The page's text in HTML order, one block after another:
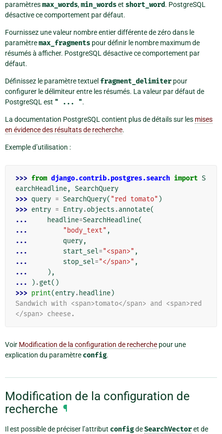
paramètresmax_words,min_wordset short_word. PostgreSQL
désactive ce comportement par défaut.
Fournissez une valeur nombre entier différente de zéro dans le
paramètremax_fragments pour définir le nombre maximum de
résumés à afficher. PostgreSQL désactive ce comportement par
défaut.
Définissez le paramètre textuel fragment_delimiter pour
configurer le délimiteur entre les résumés. La valeur par défaut de
PostgreSQL est " ... ".
La documentation PostgreSQL contient plus de détails sur les mises
en évidence des résultats de recherche.
Exemple d’utilisation :
>>> from django.contrib.postgres.search import S
earchHeadline, SearchQuery
>>> query = SearchQuery( "red tomato" )
>>> entry = Entry.objects .annotate(
...
headline=SearchHeadline(
...
"body_text" ,
...
query,
...
start_sel="<span>" ,
...
stop_sel="</span>" ,
...
),
...
) .get()
>>> print(entry. headline)
Sandwich with <span>tomato</span> and <span>red
</span> cheese.
Voir Modification de la configuration de recherche pour une
explication du paramètre config.
Modification de la configuration de
recherche ¶
Il est possible de préciser l’attribut configdeSearchVectoret de